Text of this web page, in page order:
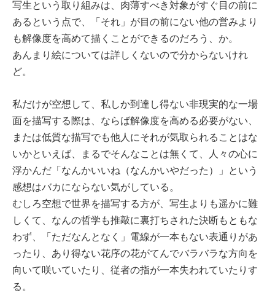
写生という取り組みは、肉薄すべき対象がすぐ目の前に
あるという点で、「それ」が目の前にない他の営みより
も解像度を高めて描くことができるのだろう、か。
あんまり絵については詳しくないので分からないけれ
ど。
私だけが空想して、私しか到達し得ない非現実的な一場
面を描写する際は、ならば解像度を高める必要がない、
または低質な描写でも他人にそれが気取られることはな
いかといえば、まるでそんなことは無くて、人々の心に
浮かんだ「なんかいいね（なんかいやだった）」という
感想はバカにならない気がしている。
むしろ空想で世界を描写する方が、写生よりも遥かに難
しくて、なんの哲学も推敲に裏打ちされた決断もともな
わず、「ただなんとなく」電線が一本もない表通りがあ
ったり、あり得ない花序の花がてんでバラバラな方向を
向いて咲いていたり、従者の指が一本失われていたりす
る。